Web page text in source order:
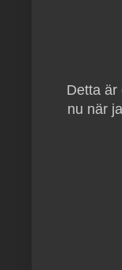
Detta är
nu när